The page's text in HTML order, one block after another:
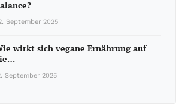
September 2025
wirkt sich vegane Ernährung auf
September 2025